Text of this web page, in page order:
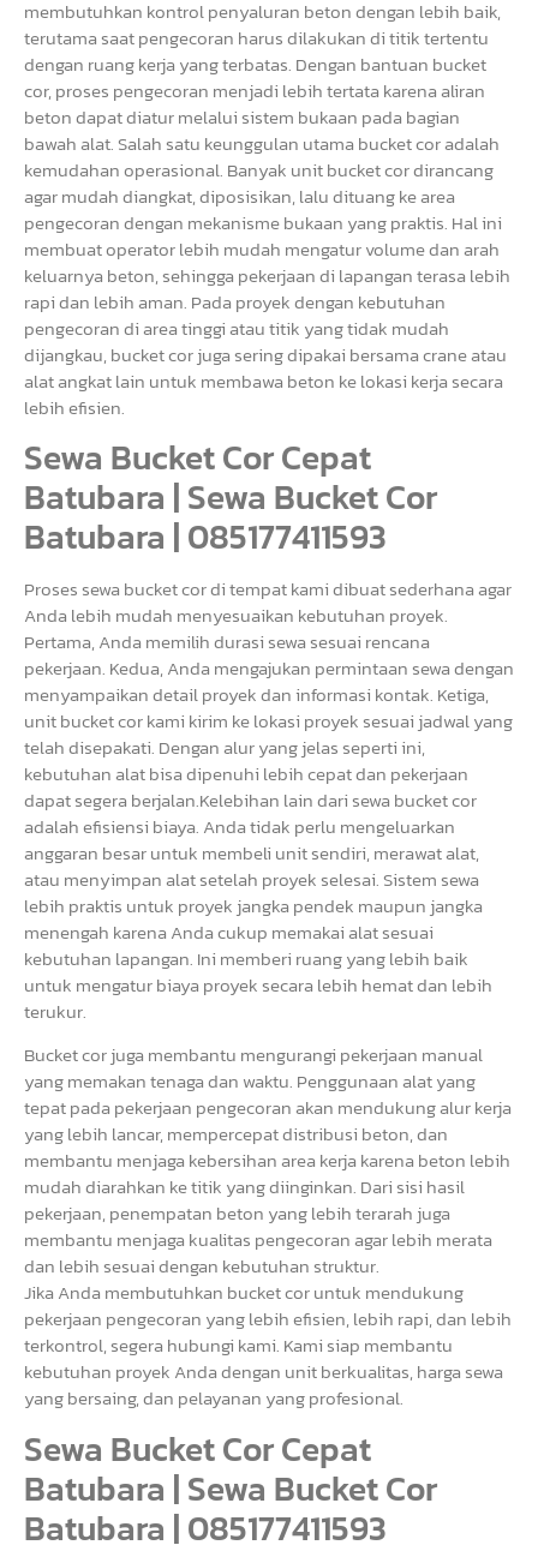
membutuhkan kontrol penyaluran beton dengan lebih baik,
terutama saat pengecoran harus dilakukan di titik tertentu
dengan ruang kerja yang terbatas. Dengan bantuan bucket
cor, proses pengecoran menjadi lebih tertata karena aliran
beton dapat diatur melalui sistem bukaan pada bagian
bawah alat. Salah satu keunggulan utama bucket cor adalah
kemudahan operasional. Banyak unit bucket cor dirancang
agar mudah diangkat, diposisikan, lalu dituang ke area
pengecoran dengan mekanisme bukaan yang praktis. Hal ini
membuat operator lebih mudah mengatur volume dan arah
keluarnya beton, sehingga pekerjaan di lapangan terasa lebih
rapi dan lebih aman. Pada proyek dengan kebutuhan
pengecoran di area tinggi atau titik yang tidak mudah
dijangkau, bucket cor juga sering dipakai bersama crane atau
alat angkat lain untuk membawa beton ke lokasi kerja secara
lebih efisien.
Sewa Bucket Cor Cepat
Batubara | Sewa Bucket Cor
Batubara | 085177411593
Proses sewa bucket cor di tempat kami dibuat sederhana agar
Anda lebih mudah menyesuaikan kebutuhan proyek.
Pertama, Anda memilih durasi sewa sesuai rencana
pekerjaan. Kedua, Anda mengajukan permintaan sewa dengan
menyampaikan detail proyek dan informasi kontak. Ketiga,
unit bucket cor kami kirim ke lokasi proyek sesuai jadwal yang
telah disepakati. Dengan alur yang jelas seperti ini,
kebutuhan alat bisa dipenuhi lebih cepat dan pekerjaan
dapat segera berjalan.Kelebihan lain dari sewa bucket cor
adalah efisiensi biaya. Anda tidak perlu mengeluarkan
anggaran besar untuk membeli unit sendiri, merawat alat,
atau menyimpan alat setelah proyek selesai. Sistem sewa
lebih praktis untuk proyek jangka pendek maupun jangka
menengah karena Anda cukup memakai alat sesuai
kebutuhan lapangan. Ini memberi ruang yang lebih baik
untuk mengatur biaya proyek secara lebih hemat dan lebih
terukur.
Bucket cor juga membantu mengurangi pekerjaan manual
yang memakan tenaga dan waktu. Penggunaan alat yang
tepat pada pekerjaan pengecoran akan mendukung alur kerja
yang lebih lancar, mempercepat distribusi beton, dan
membantu menjaga kebersihan area kerja karena beton lebih
mudah diarahkan ke titik yang diinginkan. Dari sisi hasil
pekerjaan, penempatan beton yang lebih terarah juga
membantu menjaga kualitas pengecoran agar lebih merata
dan lebih sesuai dengan kebutuhan struktur.
Jika Anda membutuhkan bucket cor untuk mendukung
pekerjaan pengecoran yang lebih efisien, lebih rapi, dan lebih
terkontrol, segera hubungi kami. Kami siap membantu
kebutuhan proyek Anda dengan unit berkualitas, harga sewa
yang bersaing, dan pelayanan yang profesional.
Sewa Bucket Cor Cepat
Batubara | Sewa Bucket Cor
Batubara | 085177411593